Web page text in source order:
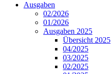
Ausgaben
02/2026
01/2026
Ausgaben 2025
Übersicht 2025
04/2025
03/2025
02/2025